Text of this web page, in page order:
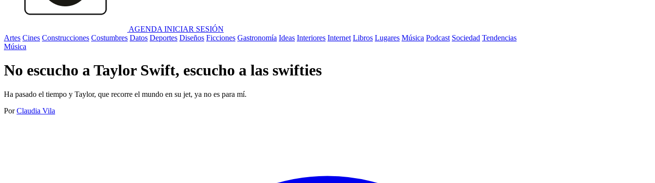
AGENDA INICIAR SESIÓN
Artes Cines Construcciones Costumbres Datos Deportes Diseños Ficciones Gastronomía Ideas Interiores Internet Libros Lugares Música Podcast Sociedad Tendencias
Música
No escucho a Taylor Swift, escucho a las swifties
Ha pasado el tiempo y Taylor, que recorre el mundo en su jet, ya no es para mí.
Por Claudia Vila